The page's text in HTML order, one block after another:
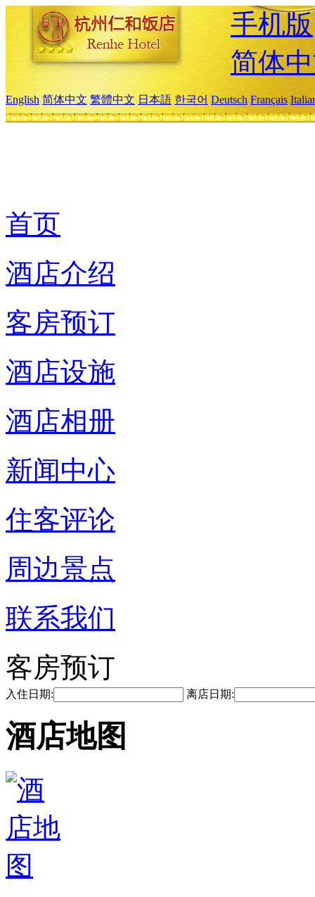
手机版
简体
English 简体中文 繁體中文 日本語 한국어 Deutsch Français
首页
酒店介绍
客房预订
酒店设施
酒店相册
新闻中心
住客评论
周边景点
联系我们
客房预订
入住日期: 离店日期:
酒店地图